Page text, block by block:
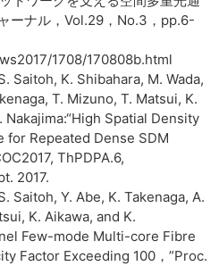
ーナル，Vol.29，No.3，pp.6-
1708/170808b.html
Saitoh, K. Shibahara, M. Wada,
T. Mizuno, T. Matsui, K.
Spatial Density
Repeated Dense SDM
ThPDPA.6,
2017.
Saitoh, Y. Abe, K. Takenaga, A.
K. Aikawa, and K.
Few-mode Multi-core Fibre
Factor Exceeding 100，”Proc.